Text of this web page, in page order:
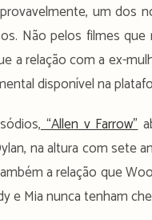
um dos
Não pelos filmes que
a relação com a ex-
disponível na
“Allen v Farrow”
na altura com sete
a relação que
e Mia nunca tenham